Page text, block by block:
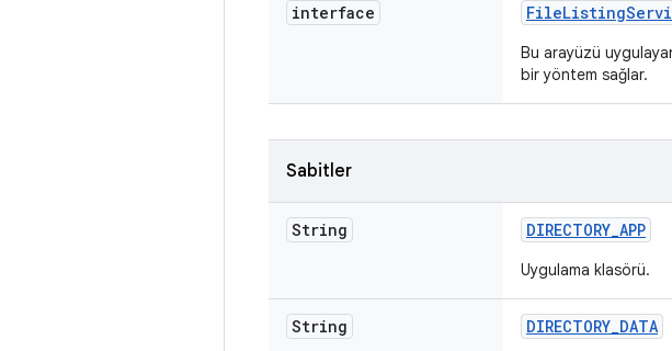
interface FileListing
Bu arayüzü
bir yöntem sağlar.
Sabitler
String DIRECTORY_APP
Uygulama klasörü.
String DIRECTORY_DATA